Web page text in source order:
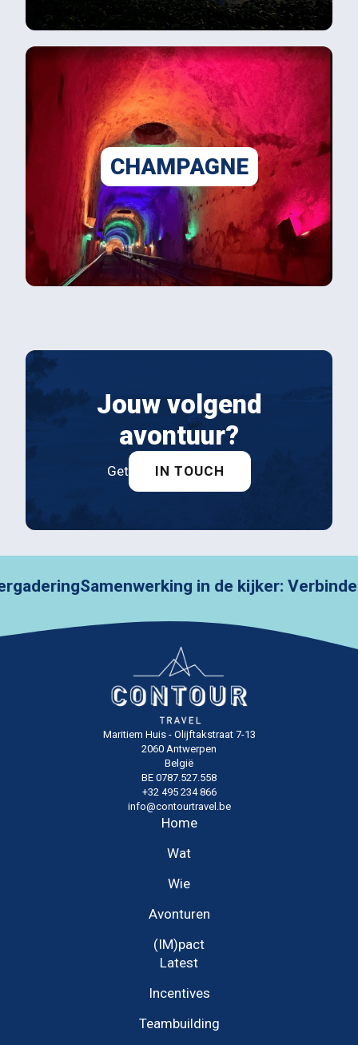
CHAMPAGNE
Jouw volgend
avontuur?
Get IN TOUCH
Samenwerking in de kijker: Verbindende
Maritiem Huis - Olijftakstraat 7-13
2060 Antwerpen
België
BE 0787.527.558
+32 495 234 866
info@contourtravel.be
Home
Wat
Wie
Avonturen
(IM)pact
Latest
Incentives
Teambuilding